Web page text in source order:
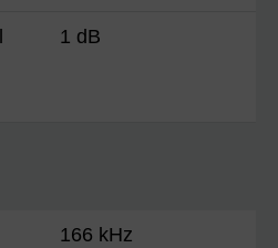
1 dB
166 kHz